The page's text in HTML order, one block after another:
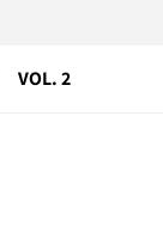
VOL. 2